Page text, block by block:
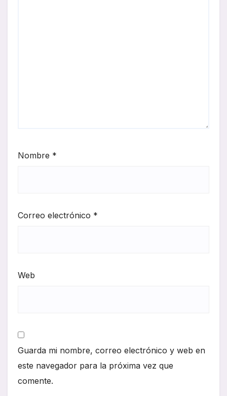
Nombre *
Correo electrónico *
Web
Guarda mi nombre, correo electrónico y web en
este navegador para la próxima vez que
comente.